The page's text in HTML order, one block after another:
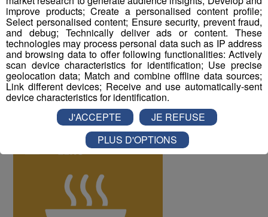
improve products; Create a personalised content profile;
Select personalised content; Ensure security, prevent fraud,
and debug; Technically deliver ads or content. These
technologies may process personal data such as IP address
and browsing data to offer following functionalities: Actively
scan device characteristics for identification; Use precise
geolocation data; Match and combine offline data sources;
Link different devices; Receive and use automatically-sent
device characteristics for identification.
J'ACCEPTE
JE REFUSE
PLUS D'OPTIONS